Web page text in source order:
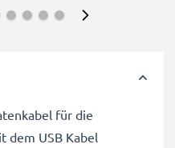
für die
dem USB Kabel